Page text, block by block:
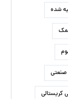
شده
کریستالی